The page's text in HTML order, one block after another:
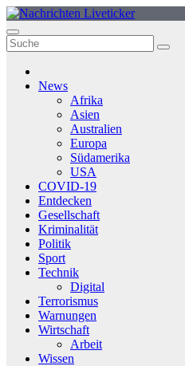
Zum
Inhalt
springen
News
Afrika
Asien
Australien
Europa
Südamerika
USA
COVID-19
Entdecken
Gesellschaft
Kriminalität
Politik
Sport
Technik
Digital
Terrorismus
Warnungen
Wirtschaft
Arbeit
Wissen